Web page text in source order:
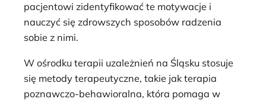
pacjentowi zidentyfikować te motywacje i
nauczyć się zdrowszych sposobów radzenia
sobie z nimi.
W ośrodku terapii uzależnień na Śląsku stosuje
się metody terapeutyczne, takie jak terapia
poznawczo-behawioralna, która pomaga w